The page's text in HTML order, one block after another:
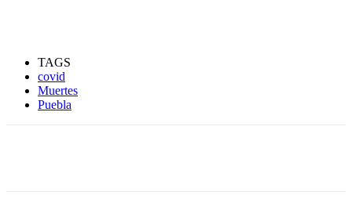
TAGS
covid
Muertes
Puebla